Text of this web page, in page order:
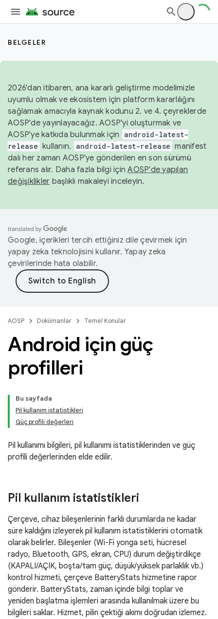
BELGELER
2026'dan itibaren, ana kararlı geliştirme modelimizle
uyumlu olmak ve ekosistem için platform kararlılığını
sağlamak amacıyla kaynak kodunu 2. ve 4. çeyreklerde
AOSP'de yayınlayacağız. AOSP'yi oluşturmak ve
AOSP'ye katkıda bulunmak için
android-latest-
release kullanın. android-latest-release manifest
dalı her zaman AOSP'ye gönderilen en son sürümü
referans alır. Daha fazla bilgi içinAOSP'de yapılan
değişiklikler başlıklı makaleyi inceleyin.
Google, içerikleri tercih ettiğiniz dile çevirmek için
yapay zeka teknolojisini kullanır. Yapay zeka
çevirilerinde hata olabilir.
AOSP Dokümanlar Temel Konular
Android için güç
profilleri
Bu sayfada
Pil kullanım istatistikleri
Güç profili değerleri
Pil kullanımı bilgileri, pil kullanımı istatistiklerinden ve güç
profili değerlerinden elde edilir.
Pil kullanım istatistikleri
Çerçeve, cihaz bileşenlerinin farklı durumlarda ne kadar
süre kaldığını izleyerek pil kullanım istatistiklerini otomatik
olarak belirler. Bileşenler (Wi-Fi yonga seti, hücresel
radyo, Bluetooth, GPS, ekran, CPU) durum değiştirdikçe
(KAPALI/AÇIK, boşta/tam güç, düşük/yüksek parlaklık vb.)
kontrol hizmeti, çerçeve BatteryStats hizmetine rapor
gönderir. BatteryStats, zaman içinde bilgi toplar ve
yeniden başlatma işlemleri arasında kullanılmak üzere bu
bilgileri saklar. Hizmet, pilin çektiği akımı doğrudan izlemez.